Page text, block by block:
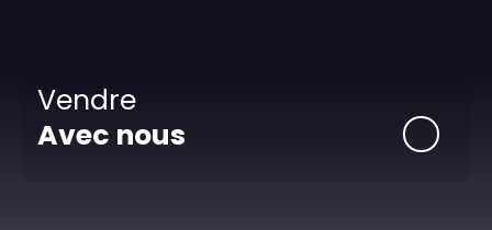
Vendre
Avec nous